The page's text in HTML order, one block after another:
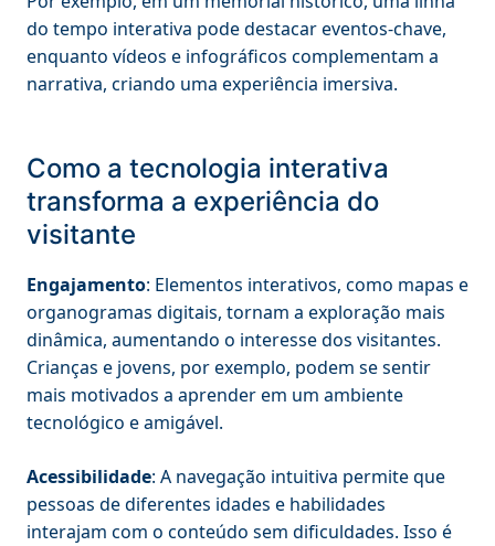
do tempo interativa pode destacar eventos-chave,
enquanto vídeos e infográficos complementam a
narrativa, criando uma experiência imersiva.
Como a tecnologia interativa
transforma a experiência do
visitante
Engajamento: Elementos interativos, como mapas e
organogramas digitais, tornam a exploração mais
dinâmica, aumentando o interesse dos visitantes.
Crianças e jovens, por exemplo, podem se sentir
mais motivados a aprender em um ambiente
tecnológico e amigável.
Acessibilidade: A navegação intuitiva permite que
pessoas de diferentes idades e habilidades
interajam com o conteúdo sem dificuldades. Isso é